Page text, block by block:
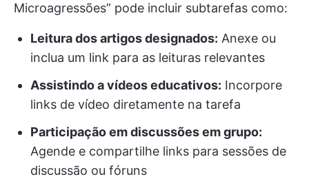
Microagressões” pode incluir subtarefas como:
Leitura dos artigos designados: Anexe ou
inclua um link para as leituras relevantes
Assistindo a vídeos educativos: Incorpore
links de vídeo diretamente na tarefa
Participação em discussões em grupo:
Agende e compartilhe links para sessões de
discussão ou fóruns